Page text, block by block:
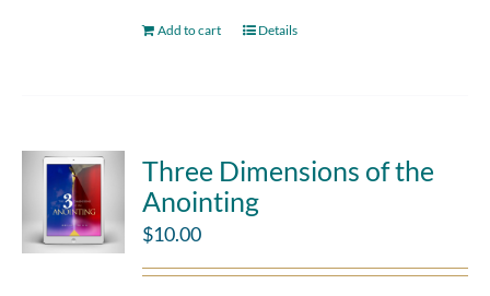
Add to cart Details
Three Dimensions of the
Anointing
$10.00